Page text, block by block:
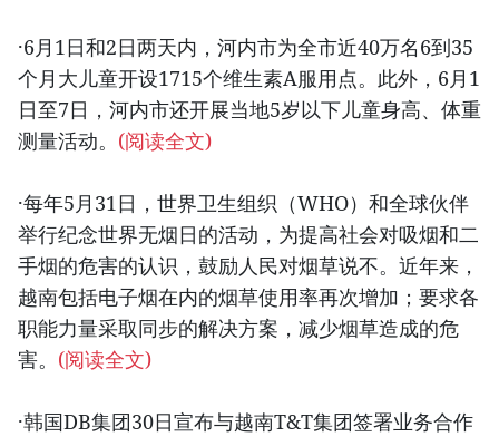
·6月1日和2日两天内，河内市为全市近40万名6到35
个月大儿童开设1715个维生素A服用点。此外，6月1
日至7日，河内市还开展当地5岁以下儿童身高、体重
测量活动。 (阅读全文)
·每年5月31日，世界卫生组织（WHO）和全球伙伴
举行纪念世界无烟日的活动，为提高社会对吸烟和二
手烟的危害的认识，鼓励人民对烟草说不。近年来，
越南包括电子烟在内的烟草使用率再次增加；要求各
职能力量采取同步的解决方案，减少烟草造成的危
害。 (阅读全文)
·韩国DB集团30日宣布与越南T&T集团签署业务合作